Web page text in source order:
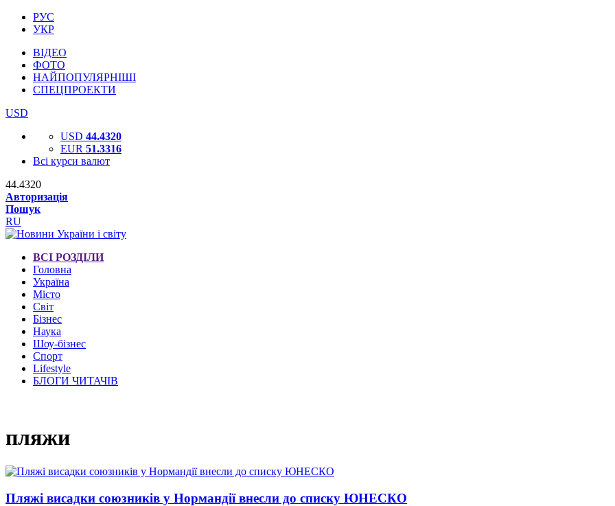
РУС
УКР
ВІДЕО
ФОТО
НАЙПОПУЛЯРНІШІ
СПЕЦПРОЕКТИ
USD
USD 44.4320
EUR 51.3316
Всі курси валют
44.4320
Авторизація
Пошук
RU
ВСІ РОЗДІЛИ
Головна
Україна
Місто
Світ
Бізнес
Наука
Шоу-бізнес
Спорт
Lifestyle
БЛОГИ ЧИТАЧІВ
пляжи
Пляжі висадки союзників у Нормандії внесли до списку ЮНЕСКО